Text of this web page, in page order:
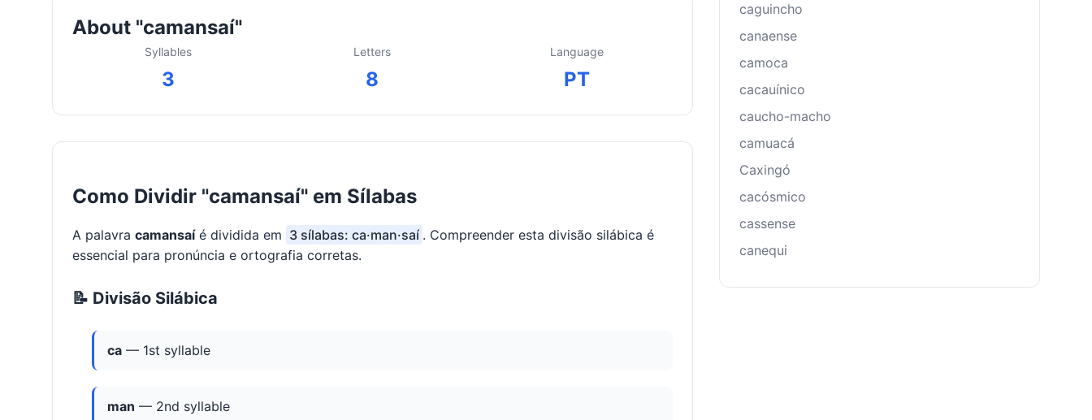
About "camansaí"
Syllables
3
Letters
8
Language
PT
Como Dividir "camansaí" em Sílabas
A palavra camansaíé dividida em 3 sílabas: ca·man·saí . Compreender esta divisão silábica é
essencial para pronúncia e ortografia corretas.
📝 Divisão Silábica
ca — 1st syllable
man — 2nd syllable
caguincho
canaense
camoca
cacauínico
caucho-macho
camuacá
Caxingó
cacósmico
cassense
canequi